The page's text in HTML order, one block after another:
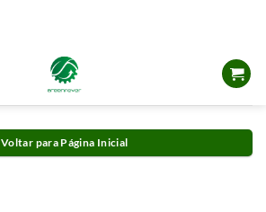
Voltar para Página Inicial